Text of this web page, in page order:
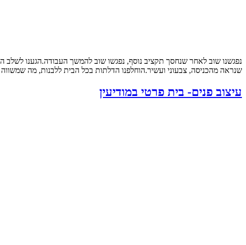
נפגשנו שוב לאחר שנחסך תקציב נוסף, נפגשו שוב להמשך העבודה.הגענו
שנראה מהכניסה, צבעוני ועשיר.הוחלפנו הדלתות בכל הבית ללבנות, מה
עיצוב פנים- בית פרטי במודיעין